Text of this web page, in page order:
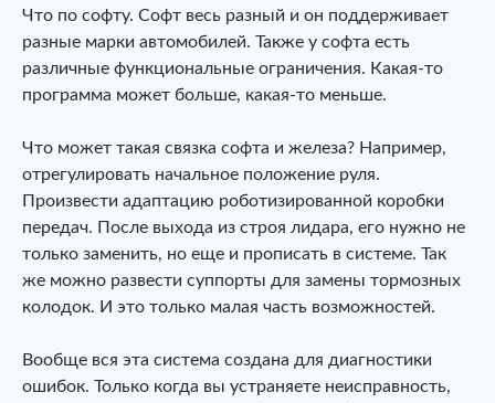
Что по софту. Софт весь разный и он поддерживает
разные марки автомобилей. Также у софта есть
различные функциональные ограничения. Какая-то
программа может больше, какая-то меньше.
Что может такая связка софта и железа? Например,
отрегулировать начальное положение руля.
Произвести адаптацию роботизированной коробки
передач. После выхода из строя лидара, его нужно не
только заменить, но еще и прописать в системе. Так
же можно развести суппорты для замены тормозных
колодок. И это только малая часть возможностей.
Вообще вся эта система создана для диагностики
ошибок. Только когда вы устраняете неисправность,